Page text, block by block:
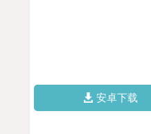
安卓下载